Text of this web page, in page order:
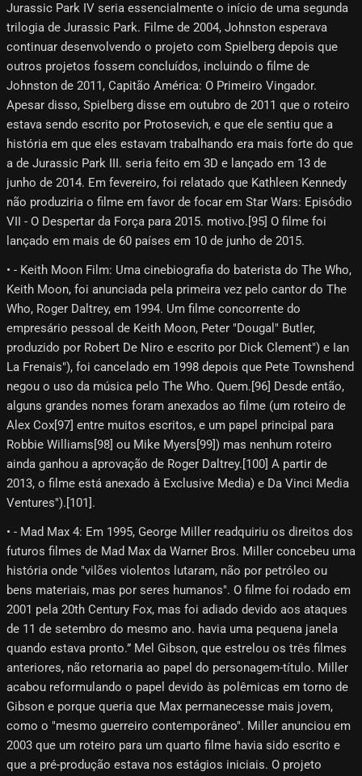
Jurassic Park IV seria essencialmente o início de uma segunda
trilogia de Jurassic Park. Filme de 2004, Johnston esperava
continuar desenvolvendo o projeto com Spielberg depois que
outros projetos fossem concluídos, incluindo o filme de
Johnston de 2011, Capitão América: O Primeiro Vingador.
Apesar disso, Spielberg disse em outubro de 2011 que o roteiro
estava sendo escrito por Protosevich, e que ele sentiu que a
história em que eles estavam trabalhando era mais forte do que
a de Jurassic Park III. seria feito em 3D e lançado em 13 de
junho de 2014. Em fevereiro, foi relatado que Kathleen Kennedy
não produziria o filme em favor de focar em Star Wars: Episódio
VII - O Despertar da Força para 2015. motivo.[95] O filme foi
lançado em mais de 60 países em 10 de junho de 2015.
• - Keith Moon Film: Uma cinebiografia do baterista do The Who,
Keith Moon, foi anunciada pela primeira vez pelo cantor do The
Who, Roger Daltrey, em 1994. Um filme concorrente do
empresário pessoal de Keith Moon, Peter "Dougal" Butler,
produzido por Robert De Niro e escrito por Dick Clement") e Ian
La Frenais"), foi cancelado em 1998 depois que Pete Townshend
negou o uso da música pelo The Who. Quem.[96] Desde então,
alguns grandes nomes foram anexados ao filme (um roteiro de
Alex Cox[97]​ entre muitos escritos, e um papel principal para
Robbie Williams[98]​ ou Mike Myers[99]​) mas nenhum roteiro
ainda ganhou a aprovação de Roger Daltrey.[100]​ A partir de
2013, o filme está anexado à Exclusive Media) e Da Vinci Media
Ventures").[101]​.
• - Mad Max 4: Em 1995, George Miller readquiriu os direitos dos
futuros filmes de Mad Max da Warner Bros. Miller concebeu uma
história onde "vilões violentos lutaram, não por petróleo ou
bens materiais, mas por seres humanos". O filme foi rodado em
2001 pela 20th Century Fox, mas foi adiado devido aos ataques
de 11 de setembro do mesmo ano. havia uma pequena janela
quando estava pronto.” Mel Gibson, que estrelou os três filmes
anteriores, não retornaria ao papel do personagem-título. Miller
acabou reformulando o papel devido às polêmicas em torno de
Gibson e porque queria que Max permanecesse mais jovem,
como o "mesmo guerreiro contemporâneo". Miller anunciou em
2003 que um roteiro para um quarto filme havia sido escrito e
que a pré-produção estava nos estágios iniciais. O projeto